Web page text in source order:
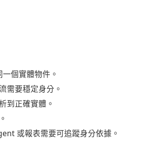
個實體物件。
需要穩定身分。
到正確實體。
或報表需要可追蹤身分依據。